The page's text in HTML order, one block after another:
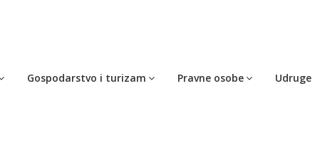
Gospodarstvo i turizam Pravne osobe